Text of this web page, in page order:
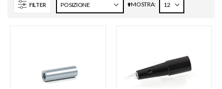
FILTER Imposta
MOSTRA